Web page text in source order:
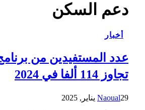
دعم السكن
أخبار
عدد المستفيدين من
تجاوز 114 ألفا في 2024
Naoual29 يناير, 2025